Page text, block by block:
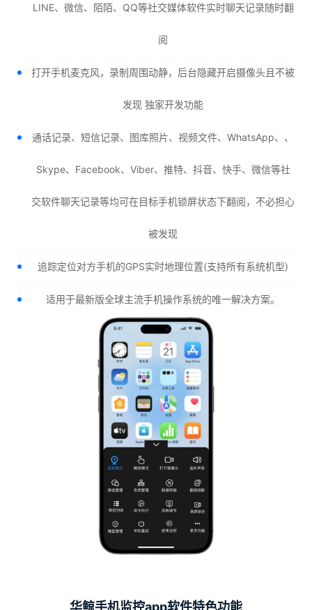
LINE、微信、陌陌、QQ等社交媒体软件实时聊天记录随时翻
阅
打开手机麦克风，录制周围动静，后台隐藏开启摄像头且不被
发现 独家开发功能
通话记录、短信记录、图库照片、视频文件、WhatsApp、、
Skype、Facebook、Viber、推特、抖音、快手、微信等社
交软件聊天记录等均可在目标手机锁屏状态下翻阅，不必担心
被发现
追踪定位对方手机的GPS实时地理位置(支持所有系统机型)
适用于最新版全球主流手机操作系统的唯一解决方案。
华鲸手机监控app软件特色功能